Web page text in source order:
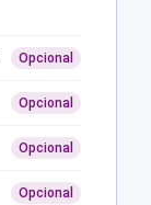
Opcional
Opcional
Opcional
Opcional